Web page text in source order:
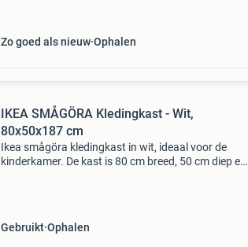
Zo goed als nieuw Ophalen
IKEA SMÅGÖRA Kledingkast - Wit,
80x50x187 cm
Ikea smågöra kledingkast in wit, ideaal voor de
kinderkamer. De kast is 80 cm breed, 50 cm diep en
Gebruikt Ophalen